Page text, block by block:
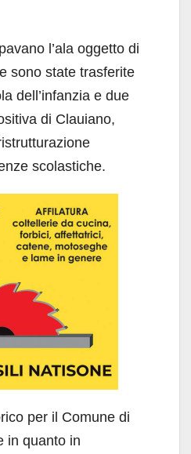
l’ala oggetto di
sono state trasferite
dell’infanzia e due
di Clauiano,
scolastiche.
per il Comune di
in quanto in